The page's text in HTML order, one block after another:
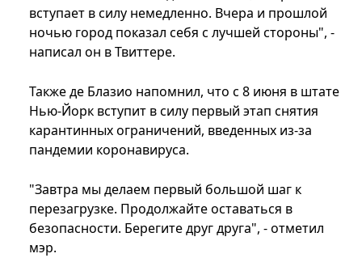
вступает в силу немедленно. Вчера и прошлой
ночью город показал себя с лучшей стороны", -
написал он в Твиттере.
Также де Блазио напомнил, что с 8 июня в штате
Нью-Йорк вступит в силу первый этап снятия
карантинных ограничений, введенных из-за
пандемии коронавируса.
"Завтра мы делаем первый большой шаг к
перезагрузке. Продолжайте оставаться в
безопасности. Берегите друг друга", - отметил
мэр.